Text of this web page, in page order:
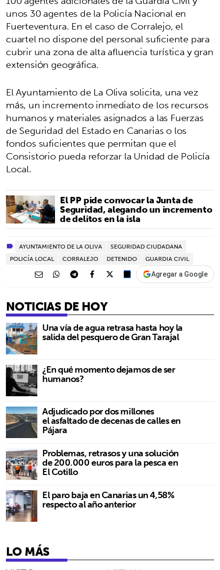
unos 30 agentes de la Policía Nacional en
Fuerteventura. En el caso de Corralejo, el
cuartel no dispone del personal suficiente para
cubrir una zona de alta afluencia turística y gran
extensión geográfica.
El Ayuntamiento de La Oliva solicita, una vez
más, un incremento inmediato de los recursos
humanos y materiales asignados a las Fuerzas
de Seguridad del Estado en Canarias o los
fondos suficientes que permitan que el
Consistorio pueda reforzar la Unidad de Policía
Local.
El PP pide convocar la Junta de
Seguridad, alegando un incremento
de delitos en la isla
AYUNTAMIENTO DE LA OLIVA
SEGURIDAD CIUDADANA
POLICÍA LOCAL
CORRALEJO DETENIDO GUARDIA CIVIL
Agregar a Google
NOTICIAS DE HOY
Una vía de agua retrasa hasta hoy la
salida del pesquero de Gran Tarajal
¿En qué momento dejamos de ser
humanos?
Adjudicado por dos millones
el asfaltado de decenas de calles en
Pájara
Problemas, retrasos y una solución
de 200.000 euros para la pesca en
El Cotillo
El paro baja en Canarias un 4,58%
respecto al año anterior
LO MÁS